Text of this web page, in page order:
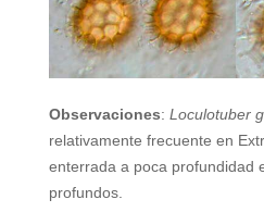
Observaciones: Loculotuber
relativamente frecuente en
enterrada a poca profundidad
profundos.